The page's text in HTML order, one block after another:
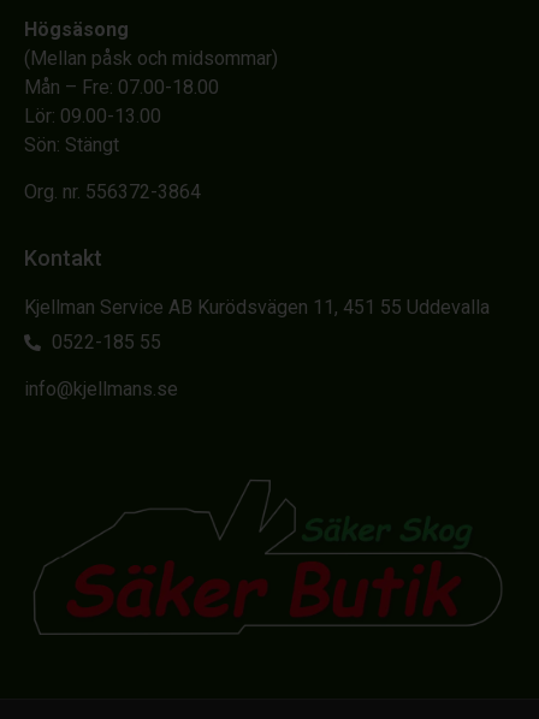
Högsäsong
(Mellan påsk och midsommar)
Mån – Fre: 07.00-18.00
Lör: 09.00-13.00
Sön: Stängt
Org. nr. 556372-3864
Kontakt
Kjellman Service AB Kurödsvägen 11, 451 55 Uddevalla
0522-185 55
info@kjellmans.se